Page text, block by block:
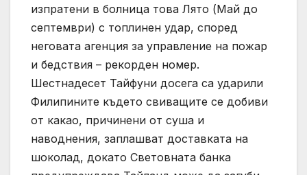
изпратени в болница това Лято (Май до
септември) с топлинен удар, според
неговата агенция за управление на пожар
и бедствия – рекорден номер.
Шестнадесет Тайфуни досега са ударили
Филипините където свиващите се добиви
от какао, причинени от суша и
наводнения, заплашват доставката на
шоколад, докато Световната банка